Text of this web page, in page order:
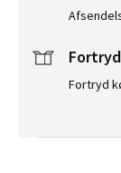
Fortryd